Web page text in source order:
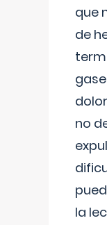
que
de
no
la